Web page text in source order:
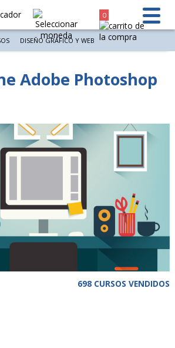
0
DISEÑO GRÁFICO Y WEB
Adobe Photoshop
698 CURSOS VENDIDOS